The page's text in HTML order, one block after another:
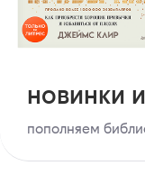
новинки
пополняем